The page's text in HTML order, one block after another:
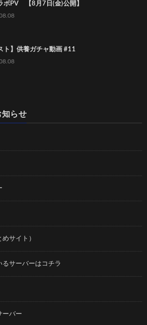
ボPV 【8月7日(金)公開】
ト】供養ガチャ動画 #11
知らせ
サイト）
サーバーはコチラ
ーバー